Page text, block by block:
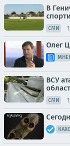
В
СМИ
Олег
ВСУ
СМИ